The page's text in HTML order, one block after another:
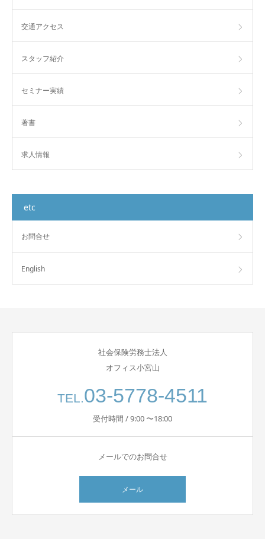
交通アクセス
スタッフ紹介
セミナー実績
著書
求人情報
etc
お問合せ
English
社会保険労務士法人
オフィス小宮山
TEL.03-5778-4511
受付時間 / 9:00 〜18:00
メールでのお問合せ
メール